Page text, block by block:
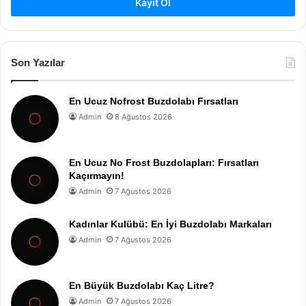
Son Yazılar
En Ucuz Nofrost Buzdolabı Fırsatları
Admin 8 Ağustos 2026
En Ucuz No Frost Buzdolapları: Fırsatları
Kaçırmayın!
Admin 7 Ağustos 2026
Kadınlar Kulübü: En İyi Buzdolabı Markaları
Admin 7 Ağustos 2026
En Büyük Buzdolabı Kaç Litre?
Admin 7 Ağustos 2026